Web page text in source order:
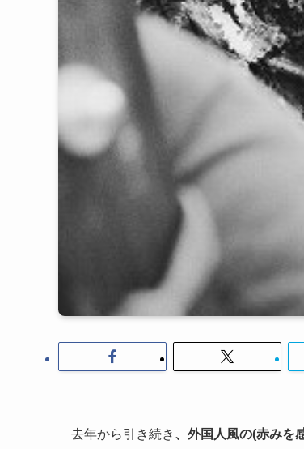
去年から引き続き 、外国人風の(赤みを